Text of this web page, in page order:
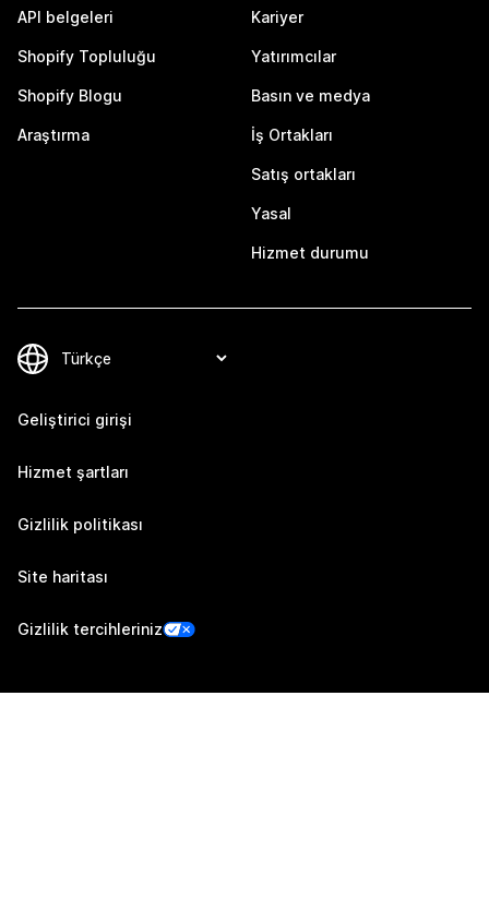
API belgeleri
Shopify Topluluğu
Shopify Blogu
Araştırma
Kariyer
Yatırımcılar
Basın ve medya
İş Ortakları
Satış ortakları
Yasal
Hizmet durumu
Geliştirici girişi
Hizmet şartları
Gizlilik politikası
Site haritası
Gizlilik tercihleriniz